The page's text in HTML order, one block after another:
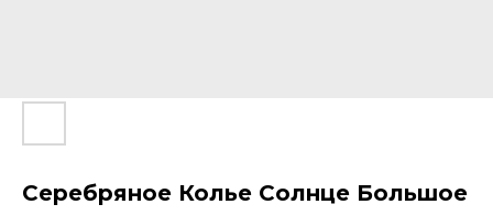
Серебряное Колье Солнце Большое